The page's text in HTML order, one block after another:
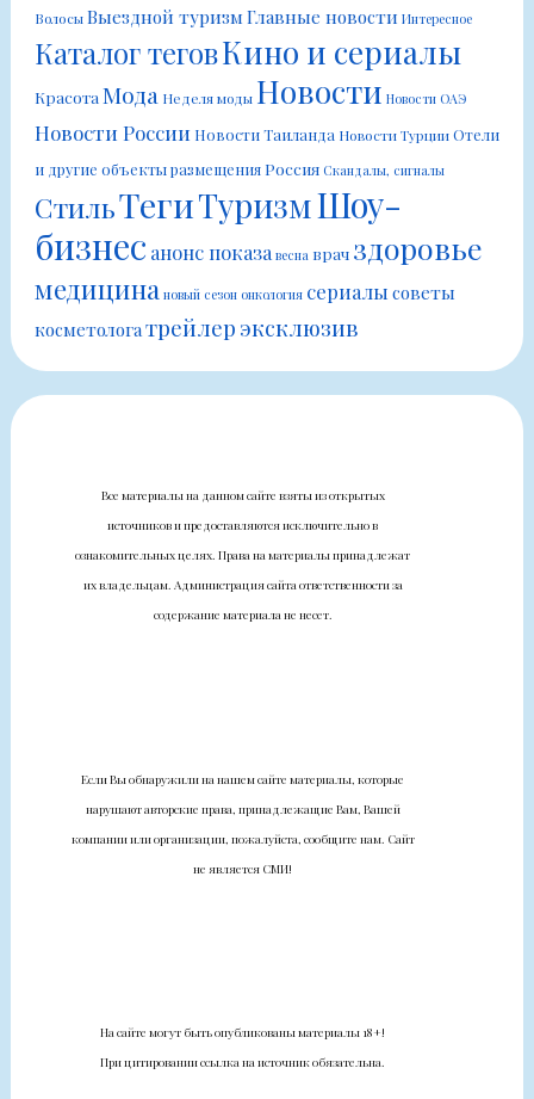
ВолосыВыездной туризмГлавные новости Интересное
Каталог теговКино и сериалы
Красота Мода Неделя моды Новости Новости ОАЭ
Новости России Новости Таиланда Новости ТурцииОтели
и другие объекты размещенияРоссия Скандалы, сигналы
СтильТегиТуризмШоу-
бизнес анонс показа весна врач здоровье
медицина новый сезон онкология сериалы советы
косметологатрейлер эксклюзив
Все материалы на данном сайте взяты из открытых
источников и предоставляются исключительно в
ознакомительных целях. Права на материалы принадлежат
их владельцам. Администрация сайта ответственности за
содержание материала не несет.
Если Вы обнаружили на нашем сайте материалы, которые
нарушают авторские права, принадлежащие Вам, Вашей
компании или организации, пожалуйста, сообщите нам. Сайт
не является СМИ!
На сайте могут быть опубликованы материалы 18+!
При цитировании ссылка на источник обязательна.